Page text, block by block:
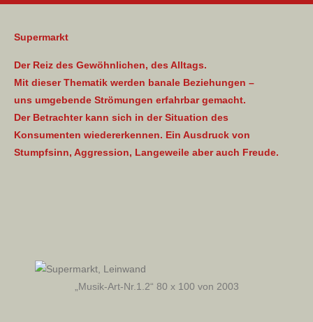
Supermarkt
Der Reiz des Gewöhnlichen, des Alltags.
Mit dieser Thematik werden banale Beziehungen –
uns umgebende Strömungen erfahrbar gemacht.
Der Betrachter kann sich in der Situation des
Konsumenten wiedererkennen. Ein Ausdruck von
Stumpfsinn, Aggression, Langeweile aber auch Freude.
„Musik-Art-Nr.1.2“ 80 x 100 von 2003